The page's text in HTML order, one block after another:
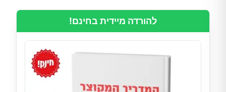
להורדה מיידית בחינם!